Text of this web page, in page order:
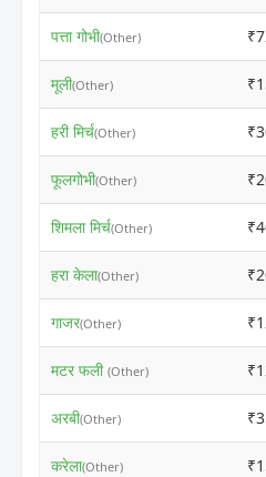
पत्ता गोभी(Other)
मूली(Other)
हरी मिर्च(Other)
फूलगोभी(Other)
शिमला मिर्च(Other)
हरा केला(Other)
गाजर(Other)
मटर फली (Other)
अरबी(Other)
करेला(Other)